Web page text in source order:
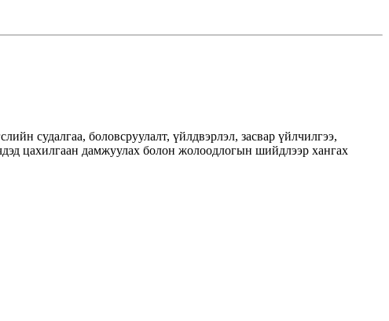
судалгаа, боловсруулалт, үйлдвэрлэл, засвар үйлчилгээ,
цахилгаан дамжуулах болон жолоодлогын шийдлээр хангах